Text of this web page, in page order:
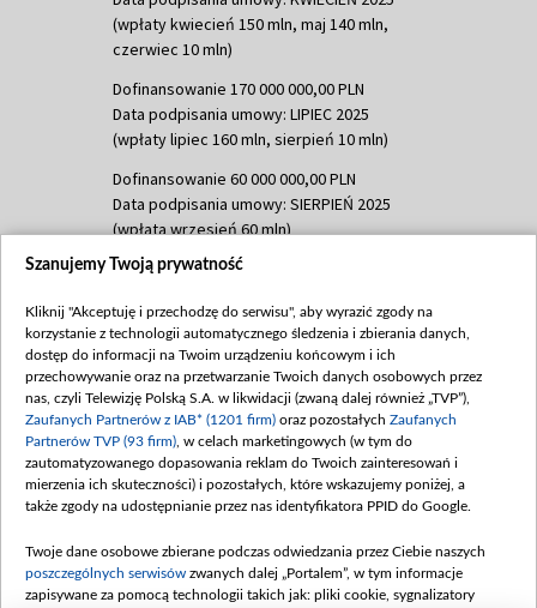
(wpłaty kwiecień 150 mln, maj 140 mln,
czerwiec 10 mln)
Dofinansowanie 170 000 000,00 PLN
Data podpisania umowy: LIPIEC 2025
(wpłaty lipiec 160 mln, sierpień 10 mln)
Dofinansowanie 60 000 000,00 PLN
Data podpisania umowy: SIERPIEŃ 2025
(wpłata wrzesień 60 mln)
Dofinansowanie 635 783 051,21 PLN
(wpłata wrzesień 100 mln, październik 350
mln, listopad 265 mln)
Dofinansowanie 48 862 000,00 PLN
Data podpisania umowy: GRUDZIEŃ 2025
(wpłata grudzień 60,548 mln)
Dofinansowanie 900 000 000,00 PLN
Data podpisania umowy: LUTY 2026 (wpłata
kwiecień 180 mln, 7 maja 180 mln, 8
czerwca 90 mln)
Szanujemy Twoją prywatność
Kliknij "Akceptuję i przechodzę do serwisu", aby wyrazić zgody na
korzystanie z technologii automatycznego śledzenia i zbierania danych,
dostęp do informacji na Twoim urządzeniu końcowym i ich
przechowywanie oraz na przetwarzanie Twoich danych osobowych przez
nas, czyli Telewizję Polską S.A. w likwidacji (zwaną dalej również „TVP”),
Zaufanych Partnerów z IAB* (1201 firm) oraz pozostałych Zaufanych
Partnerów TVP (93 firm) , w celach marketingowych (w tym do
zautomatyzowanego dopasowania reklam do Twoich zainteresowań i
mierzenia ich skuteczności) i pozostałych, które wskazujemy poniżej, a
także zgody na udostępnianie przez nas identyfikatora PPID do Google.
Twoje dane osobowe zbierane podczas odwiedzania przez Ciebie naszych
poszczególnych serwisów zwanych dalej „Portalem”, w tym informacje
zapisywane za pomocą technologii takich jak: pliki cookie, sygnalizatory